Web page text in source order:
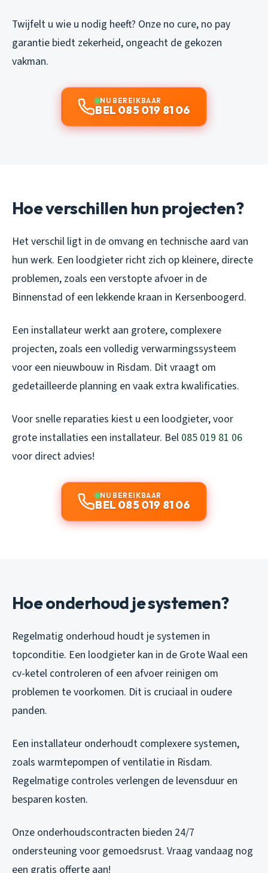
Twijfelt u wie u nodig heeft? Onze no cure, no pay
garantie biedt zekerheid, ongeacht de gekozen
vakman.
NU BEREIKBAAR
BEL 085 019 81 06
Hoe verschillen hun projecten?
Het verschil ligt in de omvang en technische aard van
hun werk. Een loodgieter richt zich op kleinere, directe
problemen, zoals een verstopte afvoer in de
Binnenstad of een lekkende kraan in Kersenboogerd.
Een installateur werkt aan grotere, complexere
projecten, zoals een volledig verwarmingssysteem
voor een nieuwbouw in Risdam. Dit vraagt om
gedetailleerde planning en vaak extra kwalificaties.
Voor snelle reparaties kiest u een loodgieter, voor
grote installaties een installateur. Bel 085 019 81 06
voor direct advies!
NU BEREIKBAAR
BEL 085 019 81 06
Hoe onderhoud je systemen?
Regelmatig onderhoud houdt je systemen in
topconditie. Een loodgieter kan in de Grote Waal een
cv-ketel controleren of een afvoer reinigen om
problemen te voorkomen. Dit is cruciaal in oudere
panden.
Een installateur onderhoudt complexere systemen,
zoals warmtepompen of ventilatie in Risdam.
Regelmatige controles verlengen de levensduur en
besparen kosten.
Onze onderhoudscontracten bieden 24/7
ondersteuning voor gemoedsrust. Vraag vandaag nog
een gratis offerte aan!